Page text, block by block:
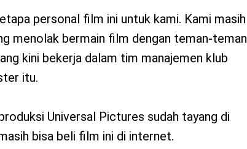
personal film ini untuk kami. Kami masih
menolak bermain film dengan teman-teman
kini bekerja dalam tim manajemen klub
itu.
Universal Pictures sudah tayang di
bisa beli film ini di internet.